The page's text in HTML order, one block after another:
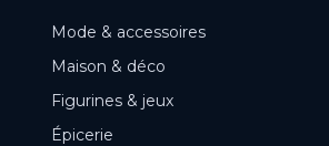
Mode & accessoires
Maison & déco
Figurines & jeux
Épicerie